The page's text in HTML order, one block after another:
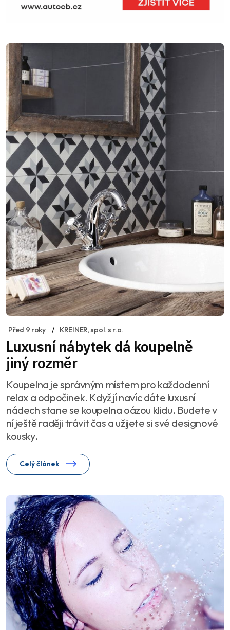
Před 9 roky KREINER, spol. s r.o.
Luxusní nábytek dá koupelně
jiný rozměr
Koupelna je správným místem pro každodenní
relax a odpočinek. Když jí navíc dáte luxusní
nádech stane se koupelna oázou klidu. Budete v
ní ještě raději trávit čas a užijete si své designové
kousky.
Celý článek